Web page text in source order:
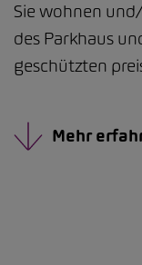
Sie wohnen
des Parkhaus
geschützten
Mehr